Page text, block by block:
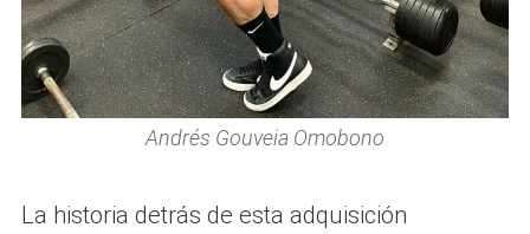
Andrés Gouveia Omobono
La historia detrás de esta adquisición